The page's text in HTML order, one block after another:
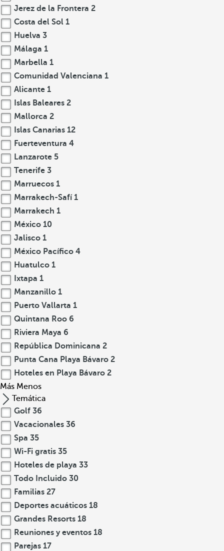
Jerez de la Frontera 2
Costa del Sol 1
Huelva 3
Málaga 1
Marbella 1
Comunidad Valenciana 1
Alicante 1
Islas Baleares 2
Mallorca 2
Islas Canarias 12
Fuerteventura 4
Lanzarote 5
Tenerife 3
Marruecos 1
Marrakech-Safí1
Marrakech 1
México 10
Jalisco 1
México Pacífico 4
Huatulco 1
Ixtapa 1
Manzanillo 1
Puerto Vallarta 1
Quintana Roo 6
Riviera Maya 6
República Dominicana 2
Punta Cana Playa Bávaro 2
Hoteles en Playa Bávaro 2
Más Menos
Temática
Golf 36
Vacacionales 36
Spa 35
Wi-Fi gratis 35
Hoteles de playa 33
Todo Incluido 30
Familias 27
Deportes acuáticos 18
Grandes Resorts 18
Reuniones y eventos 18
Parejas 17